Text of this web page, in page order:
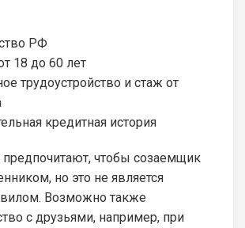
РФ
18 до 60 лет
трудоустройство и стаж от
кредитная история
предпочитают, чтобы созаемщик
но это не является
Возможно также
с друзьями, например, при